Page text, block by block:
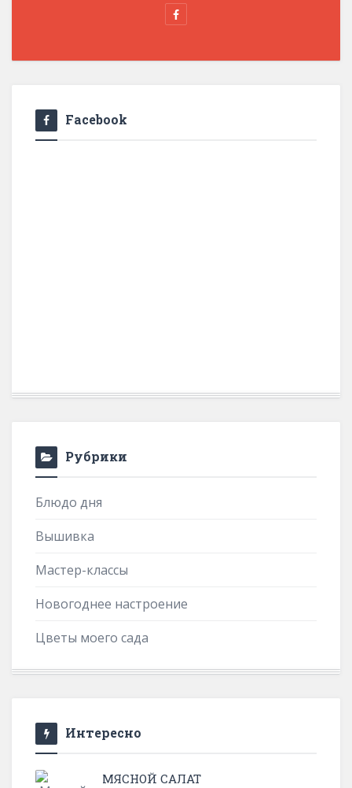
Facebook
Рубрики
Блюдо дня
Вышивка
Мастер-классы
Новогоднее настроение
Цветы моего сада
Интересно
МЯСНОЙ САЛАТ